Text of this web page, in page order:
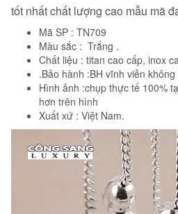
tốt nhất chất lượng cao mẫu mã
Mã SP : TN709
Màu sắc : Trắng .
Chất liệu : titan cao cấp, inox
.Bảo hành :BH vĩnh viễn
Hình ảnh :chụp thực tế 100%
hơn trên hình
Xuất xứ : Việt Nam.
chơi
Video